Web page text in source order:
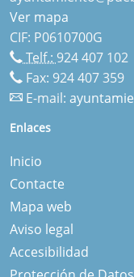
Ver mapa
CIF: P0610700G
Telf.: 924 407 102
Fax: 924 407 359
E-mail:
Enlaces
Inicio
Contacte
Mapa web
Aviso legal
Accesibilidad